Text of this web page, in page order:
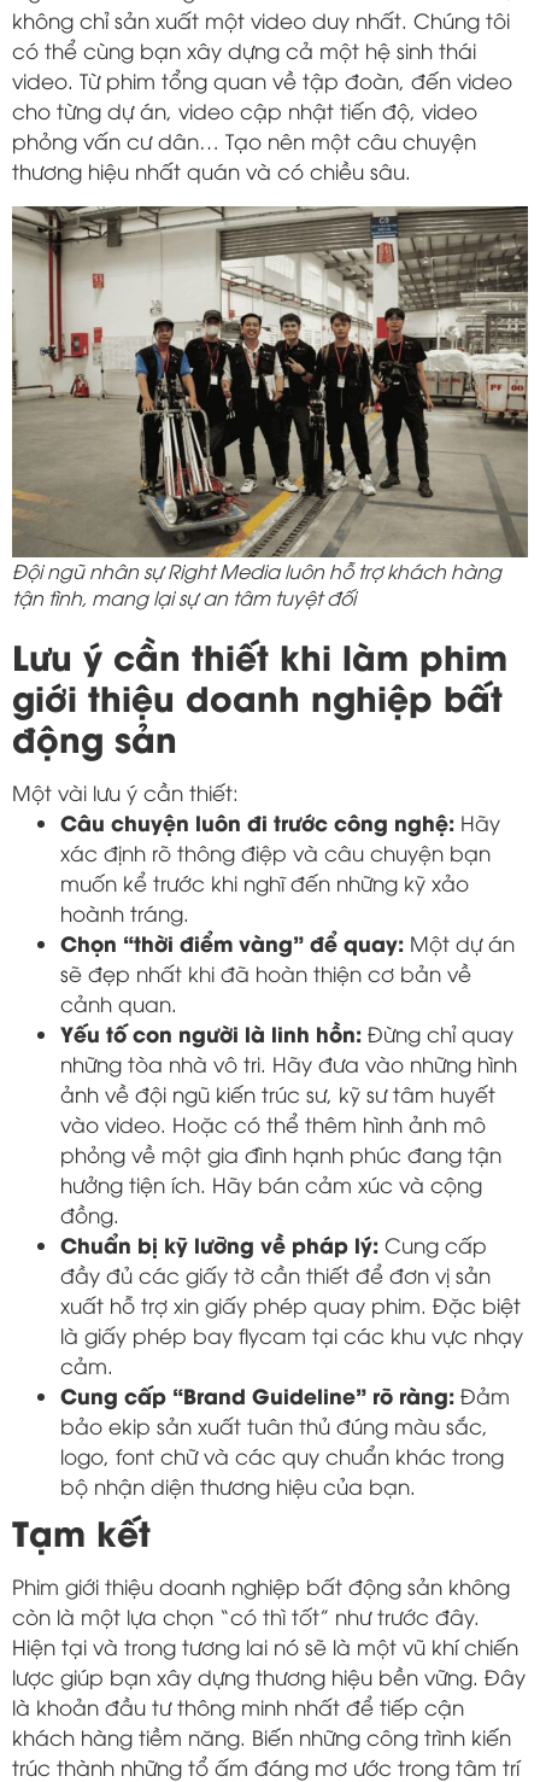
không chỉ sản xuất một video duy nhất. Chúng tôi
có thể cùng bạn xây dựng cả một hệ sinh thái
video. Từ phim tổng quan về tập đoàn, đến video
cho từng dự án, video cập nhật tiến độ, video
phỏng vấn cư dân… Tạo nên một câu chuyện
thương hiệu nhất quán và có chiều sâu.
Đội ngũ nhân sự Right Media luôn hỗ trợ khách hàng
tận tình, mang lại sự an tâm tuyệt đối
Lưu ý cần thiết khi làm phim
giới thiệu doanh nghiệp bất
động sản
Một vài lưu ý cần thiết:
Câu chuyện luôn đi trước công nghệ: Hãy
xác định rõ thông điệp và câu chuyện bạn
muốn kể trước khi nghĩ đến những kỹ xảo
hoành tráng.
Chọn “thời điểm vàng” để quay: Một dự án
sẽ đẹp nhất khi đã hoàn thiện cơ bản về
cảnh quan.
Yếu tố con người là linh hồn: Đừng chỉ quay
những tòa nhà vô tri. Hãy đưa vào những hình
ảnh về đội ngũ kiến trúc sư, kỹ sư tâm huyết
vào video. Hoặc có thể thêm hình ảnh mô
phỏng về một gia đình hạnh phúc đang tận
hưởng tiện ích. Hãy bán cảm xúc và cộng
đồng.
Chuẩn bị kỹ lưỡng về pháp lý: Cung cấp
đầy đủ các giấy tờ cần thiết để đơn vị sản
xuất hỗ trợ xin giấy phép quay phim. Đặc biệt
là giấy phép bay flycam tại các khu vực nhạy
cảm.
Cung cấp “Brand Guideline” rõ ràng: Đảm
bảo ekip sản xuất tuân thủ đúng màu sắc,
logo, font chữ và các quy chuẩn khác trong
bộ nhận diện thương hiệu của bạn.
Tạm kết
Phim giới thiệu doanh nghiệp bất động sản không
còn là một lựa chọn “có thì tốt” như trước đây.
Hiện tại và trong tương lai nó sẽ là một vũ khí chiến
lược giúp bạn xây dựng thương hiệu bền vững. Đây
là khoản đầu tư thông minh nhất để tiếp cận
khách hàng tiềm năng. Biến những công trình kiến
trúc thành những tổ ấm đáng mơ ước trong tâm trí